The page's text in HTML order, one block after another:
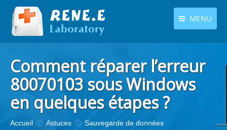
MENU
Centre de téléchargement
Boutique
Langues
Comment réparer l’erreur
80070103 sous Windows
en quelques étapes ?
Vous êtes ici :
Accueil Astuces Sauvegarde de données